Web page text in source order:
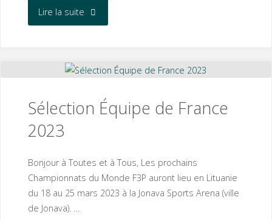
Lire la suite"🏆
CHAMPIONNAT
FRANCE
🇫🇷
🏆"
Sélection Équipe de France
2023
Bonjour à Toutes et à Tous, Les prochains
Championnats du Monde F3P auront lieu en Lituanie
du 18 au 25 mars 2023 à la Jonava Sports Arena (ville
de Jonava). …